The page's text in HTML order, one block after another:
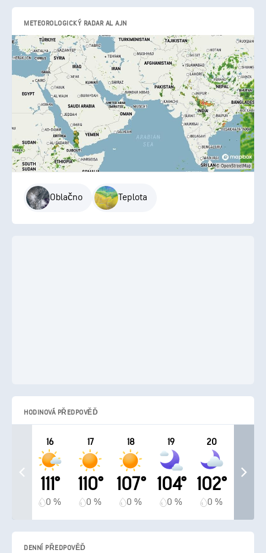
METEOROLOGICKÝ RADAR AL AJN
Oblačno Teplota
HODINOVÁ PŘEDPOVĚĎ
16
111°
0 %
17
110°
0 %
18
107°
0 %
19
104°
0 %
20
102°
0 %
DENNÍ PŘEDPOVĚĎ